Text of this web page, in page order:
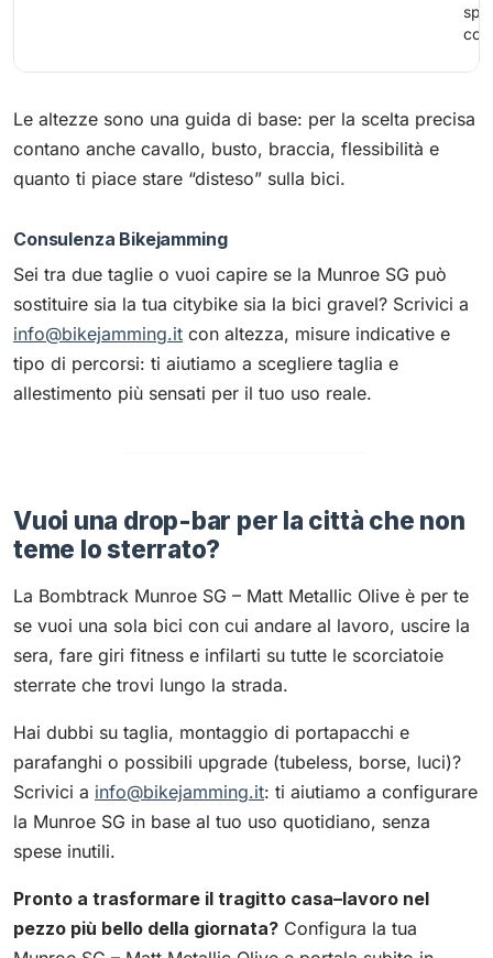
Le altezze sono una guida di base: per la scelta precisa
contano anche cavallo, busto, braccia, flessibilità e
quanto ti piace stare “disteso” sulla bici.
Consulenza Bikejamming
Sei tra due taglie o vuoi capire se la Munroe SG può
sostituire sia la tua citybike sia la bici gravel? Scrivici a
info@bikejamming.it con altezza, misure indicative e
tipo di percorsi: ti aiutiamo a scegliere taglia e
allestimento più sensati per il tuo uso reale.
Vuoi una drop-bar per la città che non
teme lo sterrato?
La Bombtrack Munroe SG – Matt Metallic Olive è per te
se vuoi una sola bici con cui andare al lavoro, uscire la
sera, fare giri fitness e infilarti su tutte le scorciatoie
sterrate che trovi lungo la strada.
Hai dubbi su taglia, montaggio di portapacchi e
parafanghi o possibili upgrade (tubeless, borse, luci)?
Scrivici a info@bikejamming.it: ti aiutiamo a configurare
la Munroe SG in base al tuo uso quotidiano, senza
spese inutili.
Pronto a trasformare il tragitto casa–lavoro nel
pezzo più bello della giornata? Configura la tua